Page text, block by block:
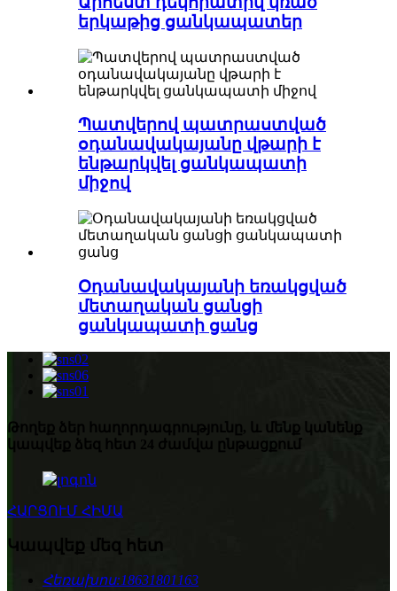
երկաթից ցանկապատեր
Պատվերով պատրաստված
օդանավակայանը վթարի է
ենթարկվել ցանկապատի
միջով
Օդանավակայանի եռակցված
մետաղական ցանցի
ցանկապատի ցանց
Թողեք ձեր հաղորդագրությունը, և մենք կանենք
կապվեք ձեզ հետ 24 ժամվա ընթացքում
ՀԱՐՑՈՒՄ ՀԻՄԱ
Կապվեք մեզ հետ
Հեռախոս:18631801163